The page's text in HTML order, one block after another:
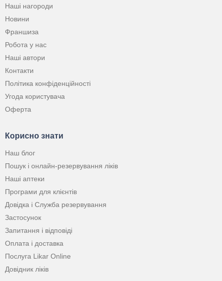
Наші нагороди
Новини
Франшиза
Робота у нас
Наші автори
Контакти
Політика конфіденційності
Угода користувача
Оферта
Корисно знати
Наш блог
Пошук і онлайн-резервування ліків
Наші аптеки
Програми для клієнтів
Довідка і Служба резервування
Застосунок
Запитання і відповіді
Оплата і доставка
Послуга Likar Online
Довідник ліків